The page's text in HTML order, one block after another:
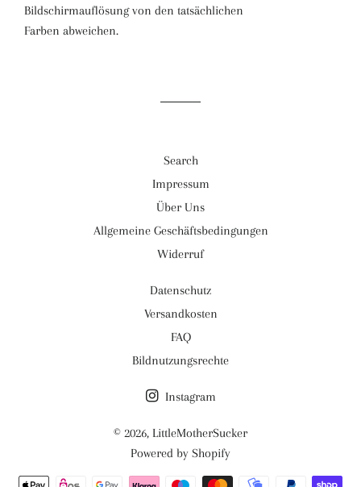
Bildschirmauflösung von den tatsächlichen
Farben abweichen.
Search
Impressum
Über Uns
Allgemeine Geschäftsbedingungen
Widerruf
Datenschutz
Versandkosten
FAQ
Bildnutzungsrechte
Instagram
© 2026, LittleMotherSucker
Powered by Shopify